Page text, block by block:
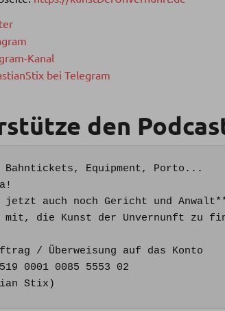
Kanal
bei Telegram
den
Bahntickets, Equipment, Porto...
jetzt auch noch Gericht und
die Kunst der Unvernunft zu
/ Überweisung auf das Konto
0001 0085 5553 02
Stix)